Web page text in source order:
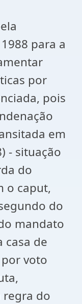
para a
por
pois
em
- situação
do
o caput,
do
mandato
casa de
voto
regra do